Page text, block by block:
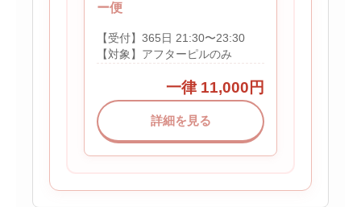
ー便
【受付】365日 21:30〜23:30
【対象】アフターピルのみ
一律 11,000円
詳細を見る